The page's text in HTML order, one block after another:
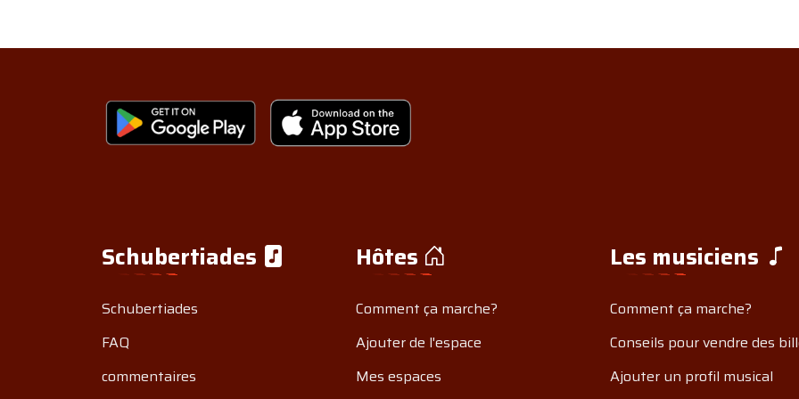
Schubertiades
Schubertiades
FAQ
commentaires
Hôtes
Comment ça marche?
Ajouter de l'espace
Mes espaces
Les musiciens
Comment ça marche?
Conseils pour vendre des
Ajouter un profil musical